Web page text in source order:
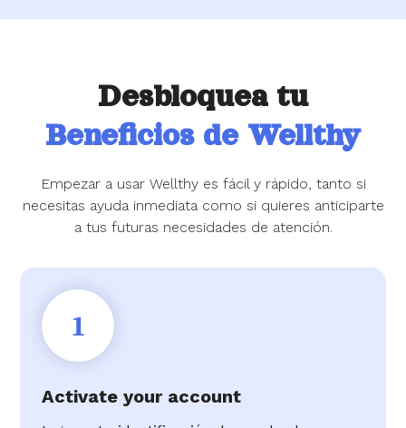
Desbloquea tu
Beneficios de Wellthy
Empezar a usar Wellthy es fácil y rápido, tanto si
necesitas ayuda inmediata como si quieres anticiparte
a tus futuras necesidades de atención.
1
Activate your account